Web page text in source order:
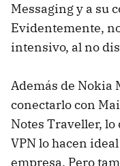
Messaging y a su
Evidentemente,
intensivo, al no
Además de Nokia
conectarlo con
Notes Traveller,
VPNlo hacen
empresa. Pero